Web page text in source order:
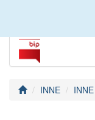
INNE INNE